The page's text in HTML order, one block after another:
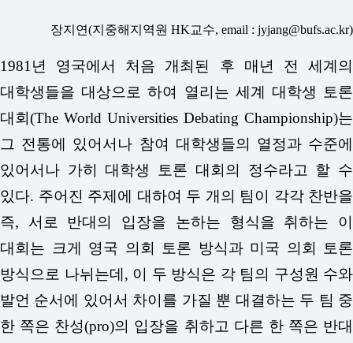
장지연(지중해지역원 HK교수, email : jyjang@bufs.ac.kr)
1981년 영국에서 처음 개최된 후 매년 전 세계의
대학생들을 대상으로 하여 열리는 세계 대학생 토론
대회(The World Universities Debating Championship)는
그 전통에 있어서나 참여 대학생들의 열정과 수준에
있어서나 가히 대학생 토론 대회의 정수라고 할 수
있다. 주어진 주제에 대하여 두 개의 팀이 각각 찬반을
즉, 서로 반대의 입장을 논하는 형식을 취하는 이
대회는 크게 영국 의회 토론 방식과 미국 의회 토론
방식으로 나뉘는데, 이 두 방식은 각 팀의 구성원 수와
발언 순서에 있어서 차이를 가질 뿐 대결하는 두 팀 중
한 쪽은 찬성(pro)의 입장을 취하고 다른 한 쪽은 반대